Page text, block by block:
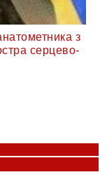
з
серцево-